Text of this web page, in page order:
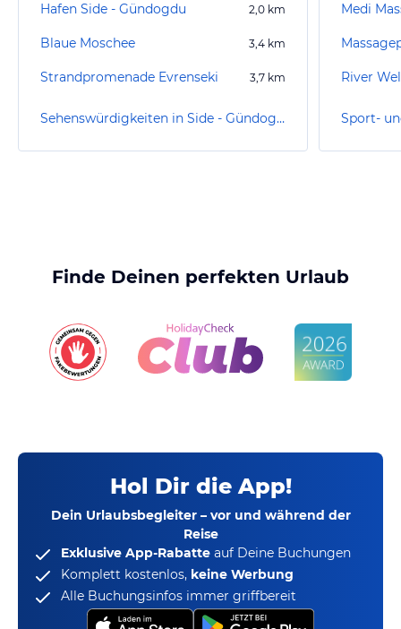
Hafen Side - Gündogdu 2,0 km
Blaue Moschee 3,4 km
Strandpromenade Evrenseki 3,7 km
Sehenswürdigkeiten in Side - Gündogdu
Medi
River
Finde Deinen perfekten Urlaub
Hol Dir die App!
Dein Urlaubsbegleiter – vor und während der
Reise
Exklusive App-Rabatte auf Deine Buchungen
Komplett kostenlos, keine Werbung
Alle Buchungsinfos immer griffbereit